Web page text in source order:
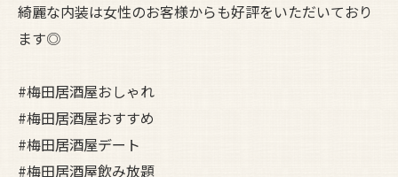
綺麗な内装は女性のお客様からも好評をいただいており
ます◎
#梅田居酒屋おしゃれ
#梅田居酒屋おすすめ
#梅田居酒屋デート
#梅田居酒屋飲み放題